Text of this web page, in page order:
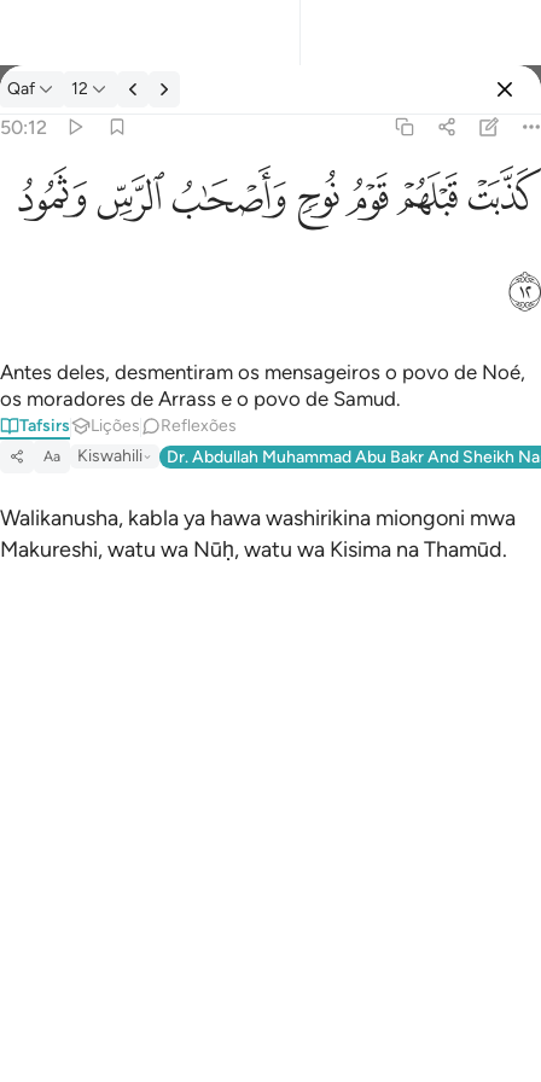
Tafsir: Qaf 50:12
Qaf 12
50:12
كذبت قبلهم قوم نوح واصحاب الرس وثمود ١٢
كَذَّبَتْ قَبْلَهُمْ قَوْمُ نُوحٍۢ وَأَصْحَـٰبُ ٱلرَّسِّ وَثَمُودُ ١٢
ﲫﲬﲭﲮﲯﲰﲱ
ﲲ
Antes deles, desmentiram os mensageiros o povo de Noé,
os moradores de Arrass e o povo de Samud.
Tafsirs Lições Reflexões
Aa Kiswahili Dr. Abdullah Muhammad Abu Bakr And Sheikh
Walikanusha, kabla ya hawa washirikina miongoni mwa
Makureshi, watu wa Nūḥ, watu wa Kisima na Thamūd.